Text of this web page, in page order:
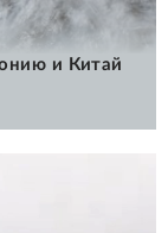
и Китай